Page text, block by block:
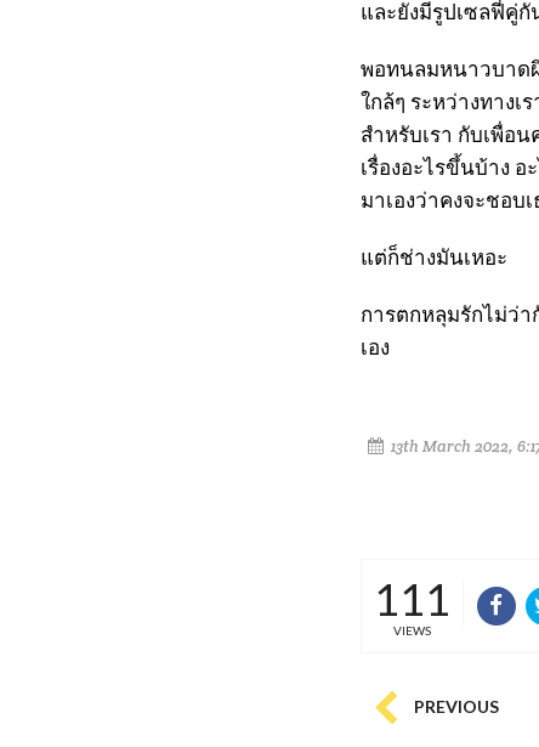
และยังมีรูปเซลฟี่คู่กั
พอทนลมหนาวบาด
ใกล้ๆ ระหว่างทางเ
สำหรับเรา กับเพื่อ
เรื่องอะไรขึ้นบ้าง
มาเองว่าคงจะชอบ
แต่ก็ช่างมันเหอะ
การตกหลุมรักไม่ว่
เอง
13th March 2022,
111
VIEWS
PREVIOUS